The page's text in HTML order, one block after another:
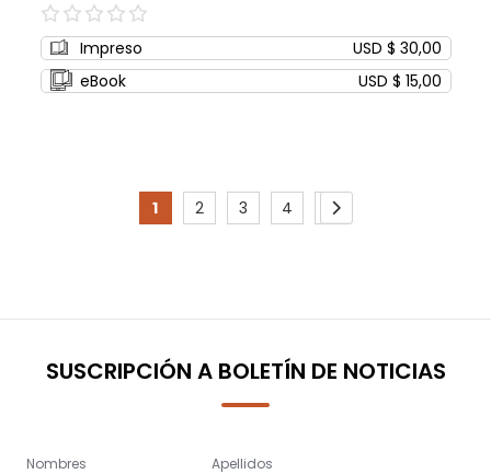
0%
Impreso
USD $ 30,00
eBook
USD $ 15,00
Page
You're
page
1
Page
2
Page
3
Page
4
Page
5
Page
Siguiente
SUSCRIPCIÓN A BOLETÍN DE NOTICIAS
Nombres Apellidos